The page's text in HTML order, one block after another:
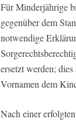
Für Minderjährige
gegenüber dem
notwendige
ersetzt werden;
Vornamen dem
Nach einer